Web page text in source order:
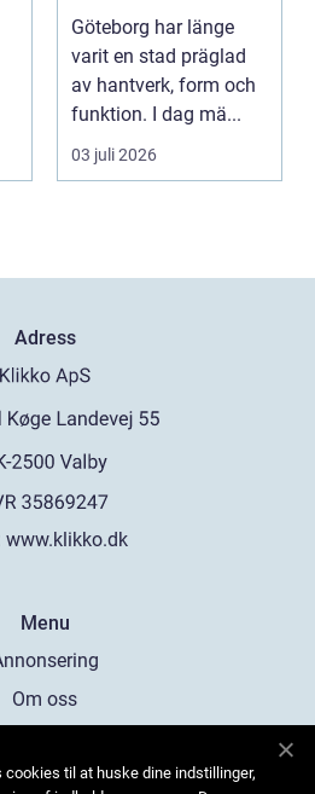
textila möjligheter
Göteborg har länge
varit en stad präglad
av hantverk, form och
funktion. I dag mä...
03 juli 2026
Adress
www.klikko.dk
Menu
Om oss
oss
cookies til at huske dine indstillinger,